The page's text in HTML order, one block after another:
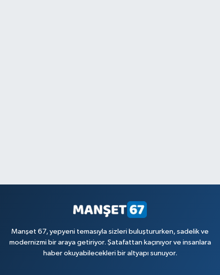
Manşet 67, yepyeni temasıyla sizleri buluştururken, sadelik ve
modernizmi bir araya getiriyor. Şatafattan kaçınıyor ve insanlara
haber okuyabilecekleri bir altyapı sunuyor.